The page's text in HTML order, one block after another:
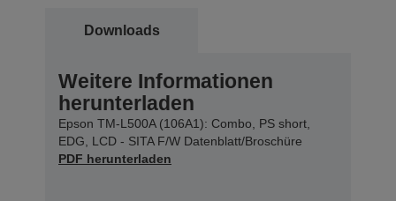
Downloads
Weitere Informationen
herunterladen
Epson TM-L500A (106A1): Combo, PS short,
EDG, LCD - SITA F/W Datenblatt/Broschüre
PDF herunterladen